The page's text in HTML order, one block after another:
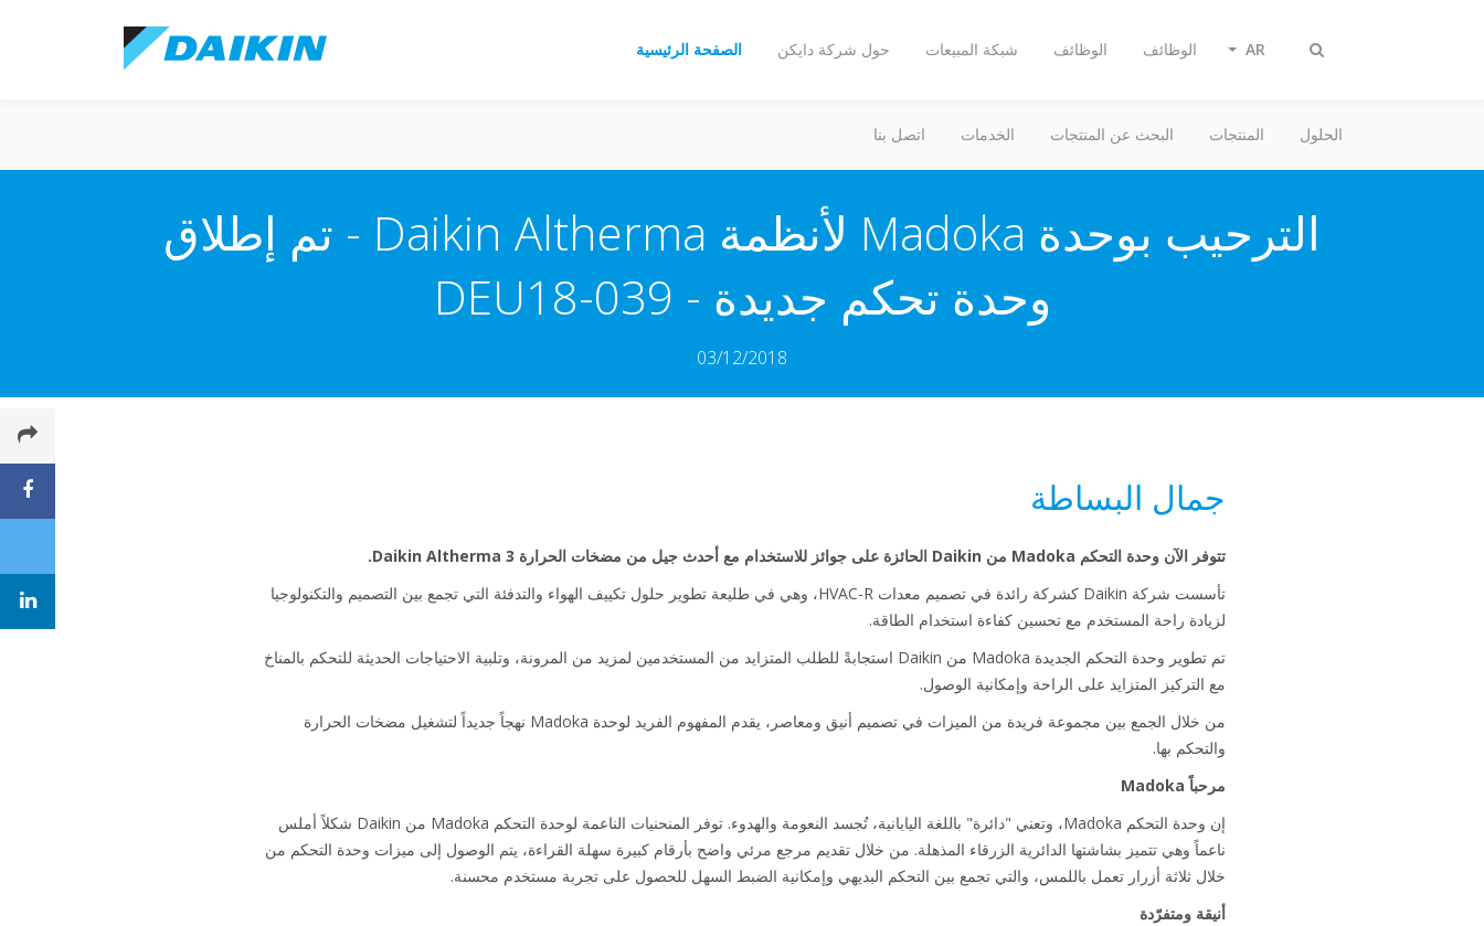
Toggle
الصفحة الرئيسية حول شركة دايكن شبكة المبيعات الوظائف الوظائف AR
الحلول المنتجات البحث عن المنتجات الخدمات اتصل بنا
الترحيب بوحدة Madoka لأنظمة Daikin Altherma - تم إطلاق
وحدة تحكم جديدة - DEU18-039
03/12/2018
جمال البساطة
تتوفر الآن وحدة التحكم Madoka من Daikin الحائزة على جوائز للاستخدام مع أحدث جيل من مضخات الحرارة Daikin Altherma 3.
تأسست شركة Daikin كشركة رائدة في تصميم معدات HVAC-R، وهي في طليعة تطوير حلول تكييف الهواء والتدفئة التي تجمع بين التصميم والتكنولوجيا
لزيادة راحة المستخدم مع تحسين كفاءة استخدام الطاقة.
تم تطوير وحدة التحكم الجديدة Madoka من Daikin استجابةً للطلب المتزايد من المستخدمين لمزيد من المرونة، وتلبية الاحتياجات الحديثة للتحكم بالمناخ
مع التركيز المتزايد على الراحة وإمكانية الوصول.
من خلال الجمع بين مجموعة فريدة من الميزات في تصميم أنيق ومعاصر، يقدم المفهوم الفريد لوحدة Madoka نهجاً جديداً لتشغيل مضخات الحرارة
والتحكم بها.
مرحباً Madoka
إن وحدة التحكم Madoka، وتعني "دائرة" باللغة اليابانية، تُجسد النعومة والهدوء. توفر المنحنيات الناعمة لوحدة التحكم Madoka من Daikin شكلاً أملس
ناعماً وهي تتميز بشاشتها الدائرية الزرقاء المذهلة. من خلال تقديم مرجع مرئي واضح بأرقام كبيرة سهلة القراءة، يتم الوصول إلى ميزات وحدة التحكم من
خلال ثلاثة أزرار تعمل باللمس، والتي تجمع بين التحكم البديهي وإمكانية الضبط السهل للحصول على تجربة مستخدم محسنة.
أنيقة ومتفرّدة